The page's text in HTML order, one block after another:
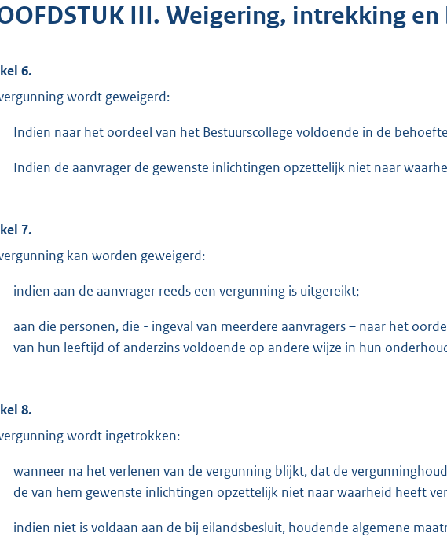
III. Weigering, intrekking en
6.
wordt geweigerd:
Indien naar het oordeel van het Bestuurscollege voldoende in de
Indien de aanvrager de gewenste inlichtingen opzettelijk niet naar
7.
kan worden geweigerd:
indien aan de aanvrager reeds een vergunning is uitgereikt;
aan die personen, die - ingeval van meerdere aanvragers – naar het
van hun leeftijd of anderzins voldoende op andere wijze in hun
8.
wordt ingetrokken:
wanneer na het verlenen van de vergunning blijkt, dat de
de van hem gewenste inlichtingen opzettelijk niet naar waarheid heeft
indien niet is voldaan aan de bij eilandsbesluit, houdende algemene